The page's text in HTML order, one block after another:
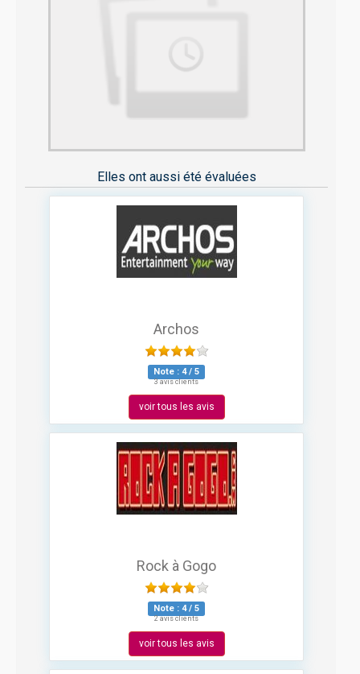
Elles ont aussi été évaluées
Archos
Note : 4/ 5
3 avis clients
voir tous les avis
Rock à Gogo
Note : 4/ 5
2 avis clients
voir tous les avis